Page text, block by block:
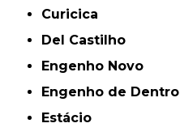
Curicica
Del Castilho
Engenho Novo
Engenho de Dentro
Estácio